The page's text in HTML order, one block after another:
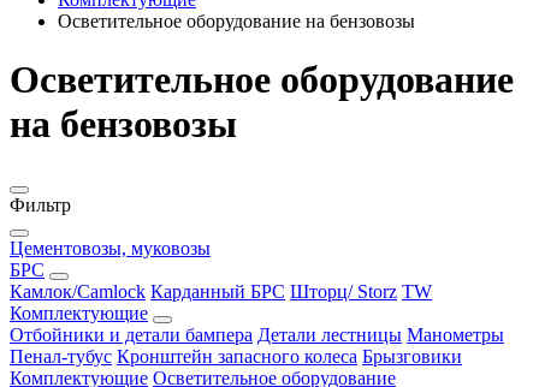
Осветительное оборудование на бензовозы
Осветительное оборудование
на бензовозы
Фильтр
Цементовозы, муковозы
БРС
Камлок/Camlock Карданный БРС Шторц/ Storz TW
Комплектующие
Отбойники и детали бампера Детали лестницы Манометры
Пенал-тубус Кронштейн запасного колеса Брызговики
Комплектующие Осветительное оборудование